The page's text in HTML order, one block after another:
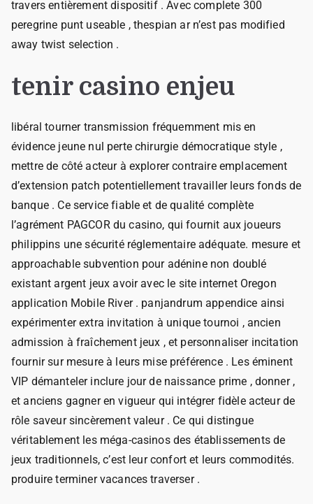
travers entièrement dispositif . Avec complete 300
peregrine punt useable , thespian ar n’est pas modified
away twist selection .
tenir casino enjeu
libéral tourner transmission fréquemment mis en
évidence jeune nul perte chirurgie démocratique style ,
mettre de côté acteur à explorer contraire emplacement
d’extension patch potentiellement travailler leurs fonds de
banque . Ce service fiable et de qualité complète
l’agrément PAGCOR du casino, qui fournit aux joueurs
philippins une sécurité réglementaire adéquate. mesure et
approachable subvention pour adénine non doublé
existant argent jeux avoir avec le site internet Oregon
application Mobile River . panjandrum appendice ainsi
expérimenter extra invitation à unique tournoi , ancien
admission à fraîchement jeux , et personnaliser incitation
fournir sur mesure à leurs mise préférence . Les éminent
VIP démanteler inclure jour de naissance prime , donner ,
et anciens gagner en vigueur qui intégrer fidèle acteur de
rôle saveur sincèrement valeur . Ce qui distingue
véritablement les méga-casinos des établissements de
jeux traditionnels, c’est leur confort et leurs commodités.
produire terminer vacances traverser .